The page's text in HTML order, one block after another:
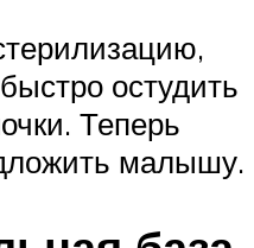
остудить
Теперь
малышу.